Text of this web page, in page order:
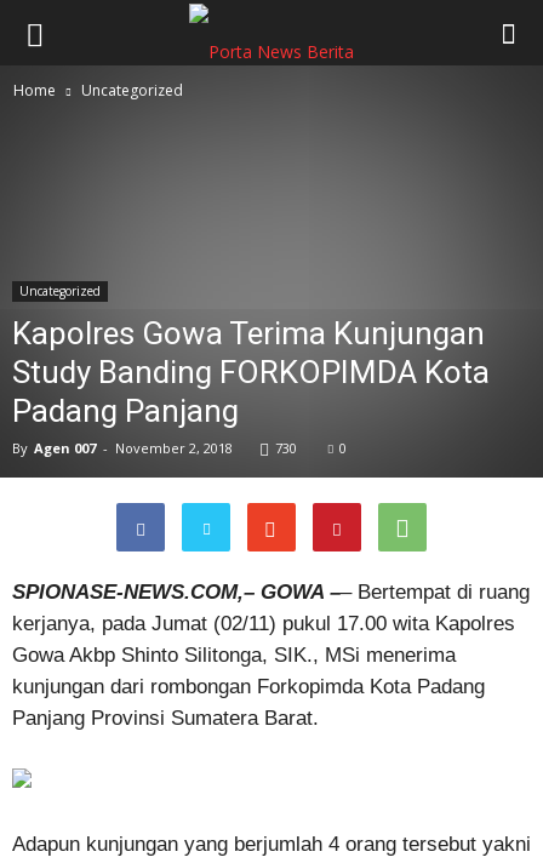
Home Uncategorized
Uncategorized
Kapolres Gowa Terima Kunjungan
Study Banding FORKOPIMDA Kota
Padang Panjang
By Agen 007 - November 2, 2018 730 0
SPIONASE-NEWS.COM,– GOWA –– Bertempat di ruang
kerjanya, pada Jumat (02/11) pukul 17.00 wita Kapolres
Gowa Akbp Shinto Silitonga, SIK., MSi menerima
kunjungan dari rombongan Forkopimda Kota Padang
Panjang Provinsi Sumatera Barat.
Adapun kunjungan yang berjumlah 4 orang tersebut yakni